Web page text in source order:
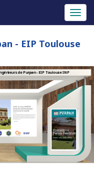
- EIP Toulouse
de Purpan - EIP Toulouse INP